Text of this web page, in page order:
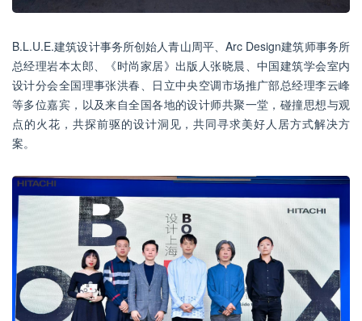
B.L.U.E.建筑设计事务所创始人青山周平、Arc Design建筑师事务所
总经理岩本太郎、《时尚家居》出版人张晓晨、中国建筑学会室内
设计分会全国理事张洪春、日立中央空调市场推广部总经理李云峰
等多位嘉宾，以及来自全国各地的设计师共聚一堂，碰撞思想与观
点的火花，共探前驱的设计洞见，共同寻求美好人居方式解决方
案。